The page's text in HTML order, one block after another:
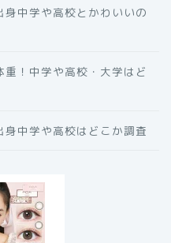
中学や高校とかわいいの
！中学や高校・大学はど
中学や高校はどこか調査